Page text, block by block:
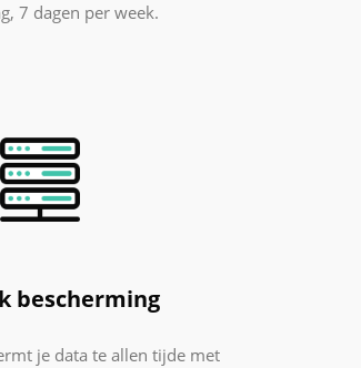
7 dagen per week.
bescherming
je data te allen tijde met